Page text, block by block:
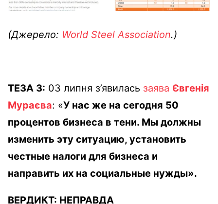
(Джерело: World Steel Association.)
ТЕЗА 3: 03 липня з’явилась заява Євгенія
Мураєва: «У нас же на сегодня 50
процентов бизнеса в тени. Мы должны
изменить эту ситуацию, установить
честные налоги для бизнеса и
направить их на социальные нужды».
ВЕРДИКТ: НЕПРАВДА